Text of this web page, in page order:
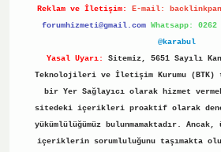
Reklam ve İletişim: E-mail:
forumhizmeti@gmail.com Whatsapp:
@karabul
Yasal Uyarı:
Sitemiz, 5651 Sayılı
Teknolojileri ve İletişim Kurumu (BTK)
bir Yer Sağlayıcı olarak hizmet
sitedeki içerikleri proaktif olarak
yükümlülüğümüz bulunmamaktadır.
içeriklerin sorumluluğunu taşımakta